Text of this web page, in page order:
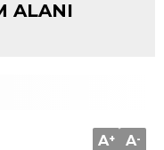
ALANI
A+ A-